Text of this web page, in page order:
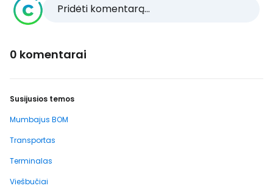
Pridėti komentarą...
0 komentarai
Susijusios temos
Mumbajus BOM
Transportas
Terminalas
Viešbučiai